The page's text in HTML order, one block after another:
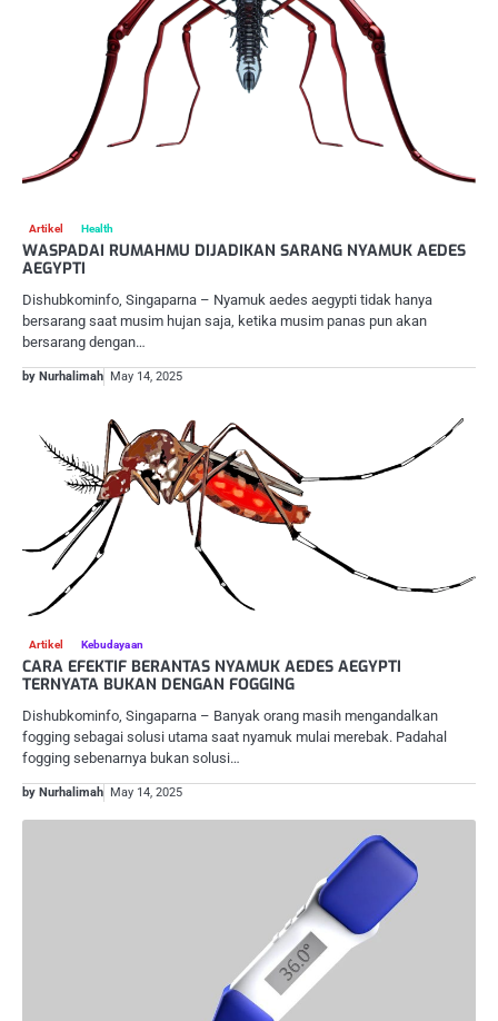
Artikel Health
WASPADAI RUMAHMU DIJADIKAN SARANG NYAMUK AEDES
AEGYPTI
Dishubkominfo, Singaparna – Nyamuk aedes aegypti tidak hanya
bersarang saat musim hujan saja, ketika musim panas pun akan
bersarang dengan…
by Nurhalimah May 14, 2025
Artikel Kebudayaan
CARA EFEKTIF BERANTAS NYAMUK AEDES AEGYPTI
TERNYATA BUKAN DENGAN FOGGING
Dishubkominfo, Singaparna – Banyak orang masih mengandalkan
fogging sebagai solusi utama saat nyamuk mulai merebak. Padahal
fogging sebenarnya bukan solusi…
by Nurhalimah May 14, 2025